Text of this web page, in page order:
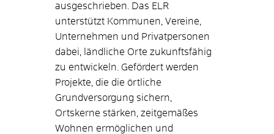
ausgeschrieben. Das ELR
unterstützt Kommunen, Vereine,
Unternehmen und Privatpersonen
dabei, ländliche Orte zukunftsfähig
zu entwickeln. Gefördert werden
Projekte, die die örtliche
Grundversorgung sichern,
Ortskerne stärken, zeitgemäßes
Wohnen ermöglichen und